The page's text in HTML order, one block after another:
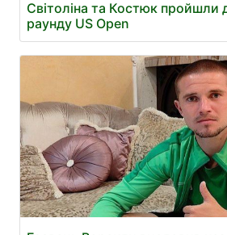
Світоліна та Костюк пройшли
раунду US Open